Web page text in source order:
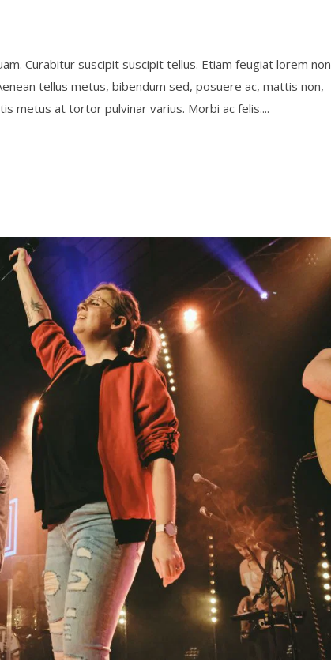
Curabitur suscipit suscipit tellus. Etiam feugiat lorem non
tellus metus, bibendum sed, posuere ac, mattis non,
metus at tortor pulvinar varius. Morbi ac felis....